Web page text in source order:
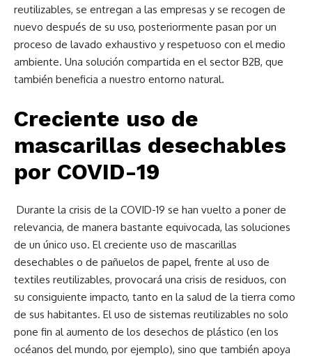
reutilizables, se entregan a las empresas y se recogen de
nuevo después de su uso, posteriormente pasan por un
proceso de lavado exhaustivo y respetuoso con el medio
ambiente. Una solución compartida en el sector B2B, que
también beneficia a nuestro entorno natural.
Creciente uso de
mascarillas desechables
por COVID-19
Durante la crisis de la COVID-19 se han vuelto a poner de
relevancia, de manera bastante equivocada, las soluciones
de un único uso. El creciente uso de mascarillas
desechables o de pañuelos de papel, frente al uso de
textiles reutilizables, provocará una crisis de residuos, con
su consiguiente impacto, tanto en la salud de la tierra como
de sus habitantes. El uso de sistemas reutilizables no solo
pone fin al aumento de los desechos de plástico (en los
océanos del mundo, por ejemplo), sino que también apoya